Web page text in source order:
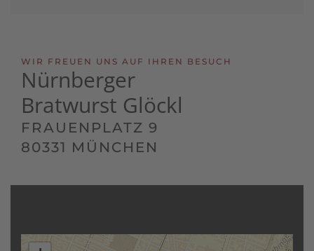
WIR FREUEN UNS AUF IHREN BESUCH
Nürnberger
Bratwurst Glöckl
FRAUENPLATZ 9
80331 MÜNCHEN